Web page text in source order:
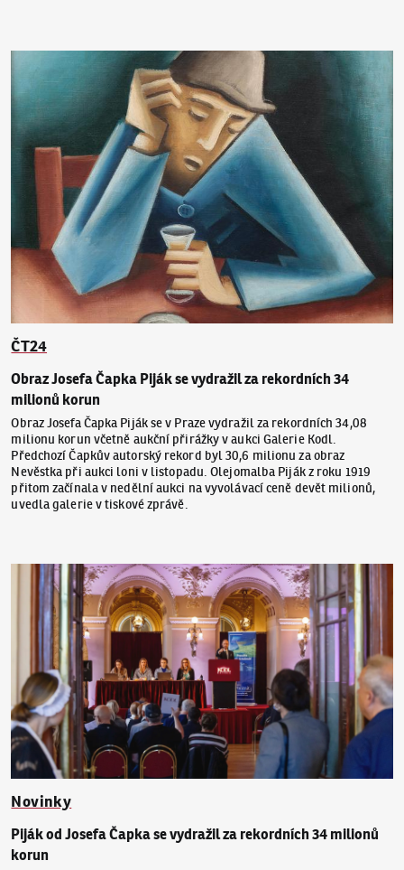
ČT24
Obraz Josefa Čapka Piják se vydražil za rekordních 34
milionů korun
Obraz Josefa Čapka Piják se v Praze vydražil za rekordních 34,08
milionu korun včetně aukční přirážky v aukci Galerie Kodl.
Předchozí Čapkův autorský rekord byl 30,6 milionu za obraz
Nevěstka při aukci loni v listopadu. Olejomalba Piják z roku 1919
přitom začínala v nedělní aukci na vyvolávací ceně devět milionů,
uvedla galerie v tiskové zprávě.
Novinky
Piják od Josefa Čapka se vydražil za rekordních 34 milionů
korun